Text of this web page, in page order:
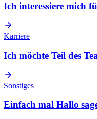
Ich interessiere mich
Karriere
Ich möchte Teil des
Sonstiges
Einfach mal Hallo